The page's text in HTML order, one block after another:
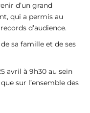
d’un grand
qui a permis au
d’audience.
sa famille et de ses
avril à 9h30 au sein
sur l’ensemble des